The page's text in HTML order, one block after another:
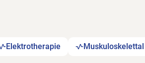
Elektrotherapie Muskuloskelettal